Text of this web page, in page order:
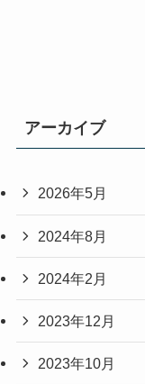
アーカイブ
2026年5月
2024年8月
2024年2月
2023年12月
2023年10月